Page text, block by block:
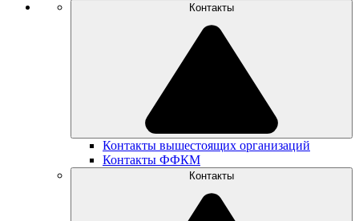
Контакты
Контакты вышестоящих организаций
Контакты ФФКМ
Контакты